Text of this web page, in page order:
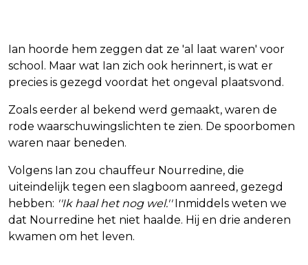
Ian hoorde hem zeggen dat ze 'al laat waren' voor
school. Maar wat Ian zich ook herinnert, is wat er
precies is gezegd voordat het ongeval plaatsvond.
Zoals eerder al bekend werd gemaakt, waren de
rode waarschuwingslichten te zien. De spoorbomen
waren naar beneden.
Volgens Ian zou chauffeur Nourredine, die
uiteindelijk tegen een slagboom aanreed, gezegd
hebben: ''Ik haal het nog wel.''Inmiddels weten we
dat Nourredine het niet haalde. Hij en drie anderen
kwamen om het leven.